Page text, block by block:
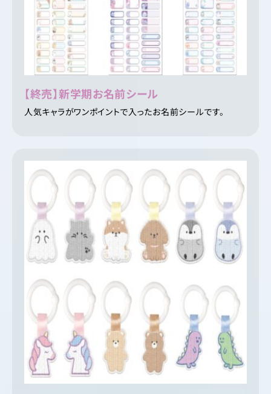
【終売】新学期お名前シール
人気キャラがワンポイントで入ったお名前シールです。